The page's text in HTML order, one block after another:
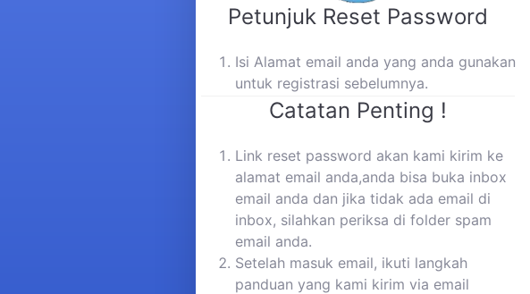
Petunjuk Reset Password
Isi Alamat email anda yang anda gunakan
untuk registrasi sebelumnya.
Catatan Penting !
Link reset password akan kami kirim ke
alamat email anda,anda bisa buka inbox
email anda dan jika tidak ada email di
inbox, silahkan periksa di folder spam
email anda.
Setelah masuk email, ikuti langkah
panduan yang kami kirim via email